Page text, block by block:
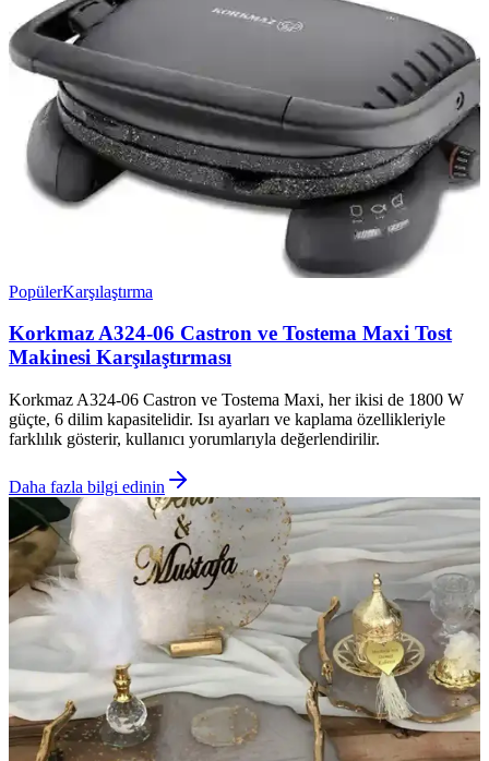
PopülerKarşılaştırma
Korkmaz A324-06 Castron ve Tostema Maxi Tost
Makinesi Karşılaştırması
Korkmaz A324-06 Castron ve Tostema Maxi, her ikisi de 1800 W
güçte, 6 dilim kapasitelidir. Isı ayarları ve kaplama özellikleriyle
farklılık gösterir, kullanıcı yorumlarıyla değerlendirilir.
Daha fazla bilgi edinin